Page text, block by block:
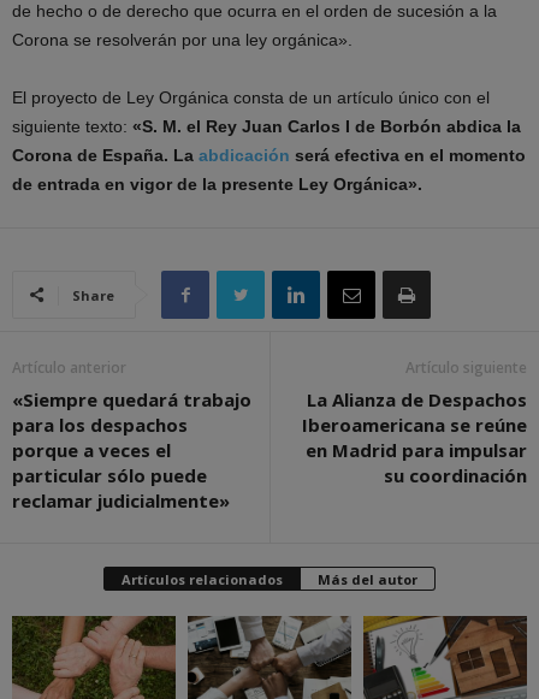
de hecho o de derecho que ocurra en el orden de sucesión a la
Corona se resolverán por una ley orgánica».
El proyecto de Ley Orgánica consta de un artículo único con el
siguiente texto: «S. M. el Rey Juan Carlos I de Borbón abdica la
Corona de España. La abdicación será efectiva en el momento
de entrada en vigor de la presente Ley Orgánica».
Share
Artículo anterior
«Siempre quedará trabajo
para los despachos
porque a veces el
particular sólo puede
reclamar judicialmente»
Artículo siguiente
La Alianza de Despachos
Iberoamericana se reúne
en Madrid para impulsar
su coordinación
Artículos relacionados Más del autor